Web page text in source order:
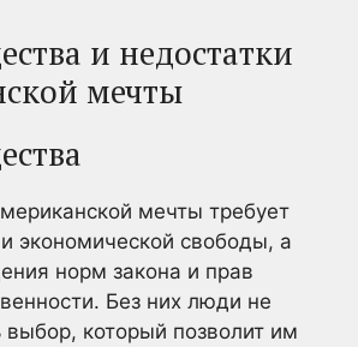
и недостатки
мечты
мечты требует
экономической свободы, а
норм закона и прав
Без них люди не
выбор, который позволит им